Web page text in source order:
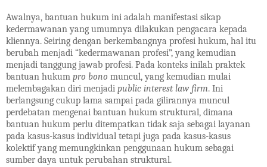
Awalnya, bantuan hukum ini adalah manifestasi sikap
kedermawanan yang umumnya dilakukan pengacara kepada
kliennya. Seiring dengan berkembangnya profesi hukum, hal itu
berubah menjadi “kedermawanan profesi”, yang kemudian
menjadi tanggung jawab profesi. Pada konteks inilah praktek
bantuan hukum pro bono muncul, yang kemudian mulai
melembagakan diri menjadi public interest law firm. Ini
berlangsung cukup lama sampai pada gilirannya muncul
perdebatan mengenai bantuan hukum struktural, dimana
bantuan hukum perlu ditempatkan tidak saja sebagai layanan
pada kasus-kasus individual tetapi juga pada kasus-kasus
kolektif yang memungkinkan penggunaan hukum sebagai
sumber daya untuk perubahan struktural.